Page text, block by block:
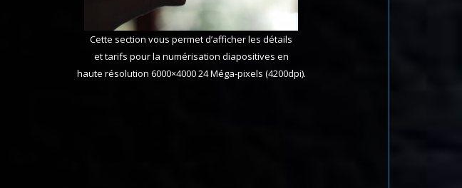
Cette section vous permet d’afficher les détails
et tarifs pour la numérisation diapositives en
haute résolution 6000×4000 24 Méga-pixels (4200dpi).